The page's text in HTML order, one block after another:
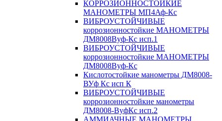
КОРРОЗИОННОСТОЙКИЕ
МАНОМЕТРЫ МП4Аф-Кс
ВИБРОУСТОЙЧИВЫЕ
коррозионностойкие МАНОМЕТРЫ
ДМ8008Вуф-Кс исп.1
ВИБРОУСТОЙЧИВЫЕ
коррозионностойкие МАНОМЕТРЫ
ДМ8008Вуф-Кс
Кислотостойкие манометры ДМ8008-
ВУф Кс исп К
ВИБРОУСТОЙЧИВЫЕ
коррозионностойкие манометры
ДМ8008-ВуфКс исп.2
АММИАЧНЫЕ МАНОМЕТРЫ